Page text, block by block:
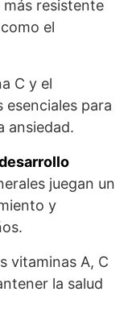
resistente
el
C y el
para
ansiedad.
juegan un
y
vitaminas A, C
la salud